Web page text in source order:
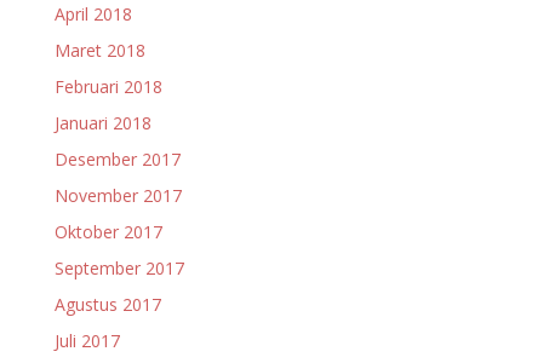
April 2018
Maret 2018
Februari 2018
Januari 2018
Desember 2017
November 2017
Oktober 2017
September 2017
Agustus 2017
Juli 2017